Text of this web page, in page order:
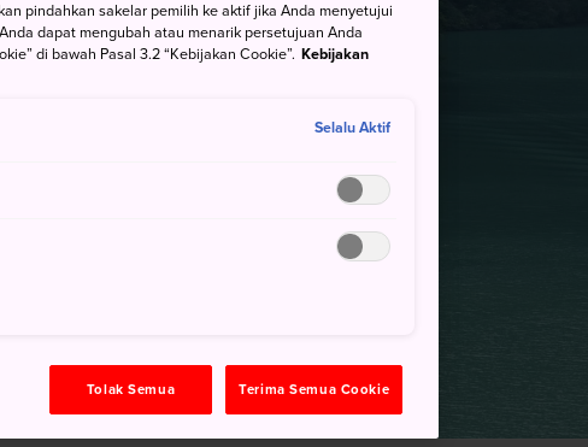
pindahkan sakelar pemilih ke aktif jika Anda menyetujui
dapat mengubah atau menarik persetujuan Anda
di bawah Pasal 3.2 “Kebijakan Cookie”. Kebijakan
Selalu Aktif
Tolak Semua Terima Semua Cookie